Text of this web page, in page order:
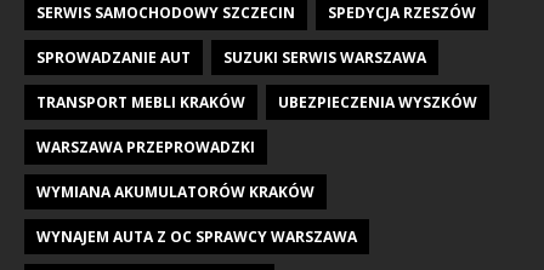
SERWIS SAMOCHODOWY SZCZECIN SPEDYCJA RZESZÓW
SPROWADZANIE AUT SUZUKI SERWIS WARSZAWA
TRANSPORT MEBLI KRAKÓW UBEZPIECZENIA WYSZKÓW
WARSZAWA PRZEPROWADZKI
WYMIANA AKUMULATORÓW KRAKÓW
WYNAJEM AUTA Z OC SPRAWCY WARSZAWA